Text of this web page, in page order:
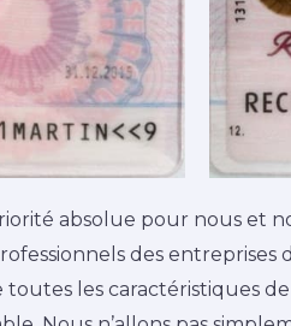
absolue pour nous et
des
les caractéristiques